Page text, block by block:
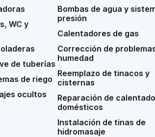
WC y
de tuberías
de riego
ocultos
Bombas de agua y
presión
Calentadores de gas
Corrección de
humedad
Reemplazo de tinacos y
cisternas
Reparación de
domésticos
Instalación de tinas de
hidromasaje